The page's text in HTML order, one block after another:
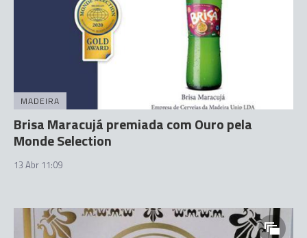
MADEIRA
Brisa Maracujá premiada com Ouro pela
Monde Selection
13 Abr 11:09